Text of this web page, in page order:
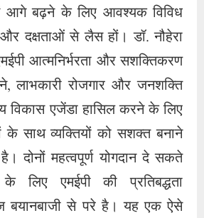
आगे बढ़ने के लिए आवश्यक विविध
दक्षताओं से लैस हों। डॉ. नौहेरा
आत्मनिर्भरता और सशक्तिकरण
लाभकारी रोजगार और जनशक्ति
विकास एजेंडा हासिल करने के लिए
साथ व्यक्तियों को सशक्त बनाने
दोनों महत्वपूर्ण योगदान दे सकते
लिए एमईपी की प्रतिबद्धता
बयानबाजी से परे है। यह एक ऐसे